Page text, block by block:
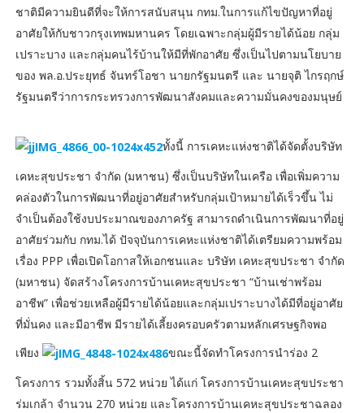
ชาติมีความยินดีที่จะให้การสนับสนุน กทม.ในการแก้ไขปัญหาที่อยู่
อาศัยให้กับชาวกรุงเทพมหานคร โดยเฉพาะกลุ่มผู้มีรายได้น้อย กลุ่ม
เปราะบาง และกลุ่มคนไร้บ้านให้มีที่พักอาศัย ซึ่งเป็นไปตามนโยบาย
ของ พล.อ.ประยุทธ์ จันทร์โอชา นายกรัฐมนตรี และ นายจุติ ไกรฤกษ์
รัฐมนตรีว่าการกระทรวงการพัฒนาสังคมและความมั่นคงของมนุษย์
ทั้งนี้ การเคหะแห่งชาติได้จัดตั้งบริษัท
เคหะสุขประชา จำกัด (มหาชน) ซึ่งเป็นบริษัทในเครือ เพื่อเพิ่มความ
คล่องตัวในการพัฒนาที่อยู่อาศัยสำหรับกลุ่มเป้าหมายได้เร็วขึ้น ไม่
จำเป็นต้องใช้งบประมาณของภาครัฐ สามารถดำเนินการพัฒนาที่อยู่
อาศัยร่วมกับ กทม.ได้ ปัจจุบันการเคหะแห่งชาติได้เตรียมความพร้อม
เรื่อง PPP เพื่อเปิดโอกาสให้เอกชนและ บริษัท เคหะสุขประชา จำกัด
(มหาชน) จัดสร้างโครงการบ้านเคหะสุขประชา “บ้านเช่าพร้อม
อาชีพ” เพื่อช่วยเหลือผู้มีรายได้น้อยและกลุ่มเปราะบางได้มีที่อยู่อาศัย
ที่มั่นคง และมีอาชีพ มีรายได้เลี้ยงครอบครัวตามหลักเศรษฐกิจพอ
เพียง
ขณะนี้จัดทำโครงการนำร่อง 2
โครงการ รวมทั้งสิ้น 572 หน่วย ได้แก่ โครงการบ้านเคหะสุขประชา
ร่มเกล้า จำนวน 270 หน่วย และโครงการบ้านเคหะสุขประชาฉลอง